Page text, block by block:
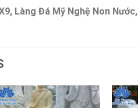
Làng Đá Mỹ Nghệ Non